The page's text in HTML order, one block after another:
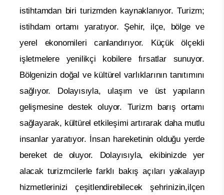
istihtamdan biri turizmden kaynaklanıyor. Turizm;
istihdam ortamı yaratıyor. Şehir, ilçe, bölge ve
yerel ekonomileri canlandırıyor. Küçük ölçekli
işletmelere yenilikçi kobilere fırsatlar sunuyor.
Bölgenizin doğal ve kültürel varlıklarının tanıtımını
sağlıyor. Dolayısıyla, ulaşım ve üst yapıların
gelişmesine destek oluyor. Turizm barış ortamı
sağlayarak, kültürel etkileşimi artırarak daha mutlu
insanlar yaratıyor. İnsan hareketinin olduğu yerde
bereket de oluyor. Dolayısıyla, ekibinizde yer
alacak turizmcilerle farklı bakış açıları yakalayıp
hizmetlerinizi çeşitlendirebilecek şehrinizin,ilçen